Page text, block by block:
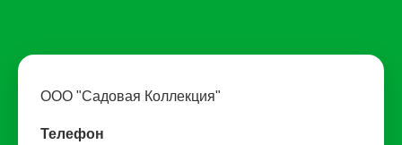
ООО "Садовая Коллекция"
Телефон